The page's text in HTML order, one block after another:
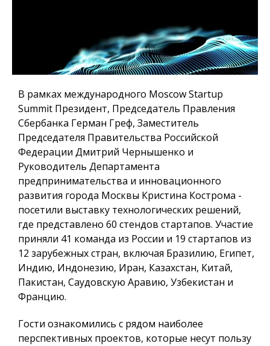
В рамках международного Moscow Startup
Summit Президент, Председатель Правления
Сбербанка Герман Греф, Заместитель
Председателя Правительства Российской
Федерации Дмитрий Чернышенко и
Руководитель Департамента
предпринимательства и инновационного
развития города Москвы Кристина Кострома -
посетили выставку технологических решений,
где представлено 60 стендов стартапов. Участие
приняли 41 команда из России и 19 стартапов из
12 зарубежных стран, включая Бразилию, Египет,
Индию, Индонезию, Иран, Казахстан, Китай,
Пакистан, Саудовскую Аравию, Узбекистан и
Францию.
Гости ознакомились с рядом наиболее
перспективных проектов, которые несут пользу